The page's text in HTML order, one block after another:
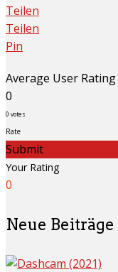
Teilen
Teilen
Pin
Average User Rating
0
0 votes
Rate
Submit
Your Rating
0
Neue Beiträge